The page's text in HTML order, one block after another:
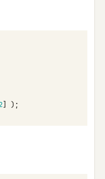
]
);